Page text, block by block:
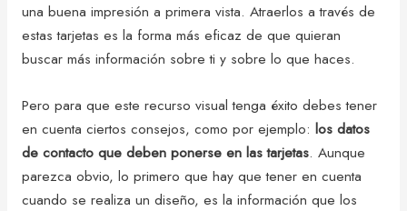
una buena impresión a primera vista. Atraerlos a través de
estas tarjetas es la forma más eficaz de que quieran
buscar más información sobre ti y sobre lo que haces.
Pero para que este recurso visual tenga éxito debes tener
en cuenta ciertos consejos, como por ejemplo: los datos
de contacto que deben ponerse en las tarjetas. Aunque
parezca obvio, lo primero que hay que tener en cuenta
cuando se realiza un diseño, es la información que los